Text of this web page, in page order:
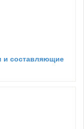
и составляющие